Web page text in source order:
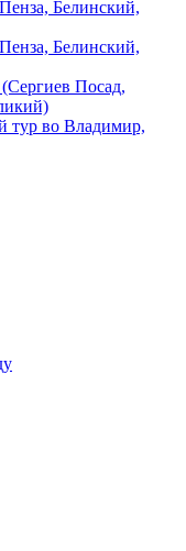
Белинский,
Белинский,
Посад,
тур во Владимир,